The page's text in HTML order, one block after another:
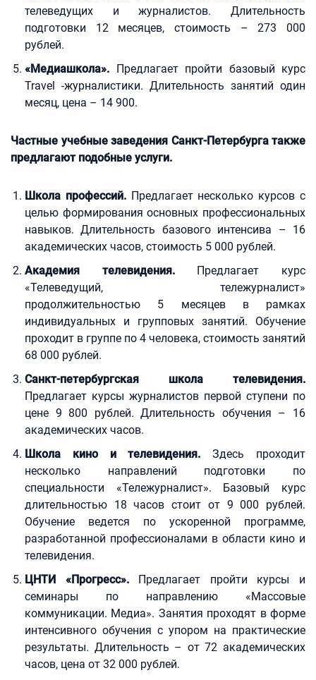
телеведущих и журналистов. Длительность
подготовки 12 месяцев, стоимость – 273 000
рублей.
«Медиашкола». Предлагает пройти базовый курс
Travel -журналистики. Длительность занятий один
месяц, цена – 14 900.
Частные учебные заведения Санкт-Петербурга также
предлагают подобные услуги.
Школа профессий.Предлагает несколько курсов с
целью формирования основных профессиональных
навыков. Длительность базового интенсива – 16
академических часов, стоимость 5 000 рублей.
Академия телевидения.Предлагает курс
«Телеведущий, тележурналист»
продолжительностью 5 месяцев в рамках
индивидуальных и групповых занятий. Обучение
проходит в группе по 4 человека, стоимость занятий
68 000 рублей.
Санкт-петербургская школа телевидения.
Предлагает курсы журналистов первой ступени по
цене 9 800 рублей. Длительность обучения – 16
академических часов.
Школа кино и телевидения. Здесь проходит
несколько направлений подготовки по
специальности «Тележурналист». Базовый курс
длительностью 18 часов стоит от 9 000 рублей.
Обучение ведется по ускоренной программе,
разработанной профессионалами в области кино и
телевидения.
ЦНТИ «Прогресс».Предлагает пройти курсы и
семинары по направлению «Массовые
коммуникации. Медиа». Занятия проходят в форме
интенсивного обучения с упором на практические
результаты. Длительность – от 72 академических
часов, цена от 32 000 рублей.